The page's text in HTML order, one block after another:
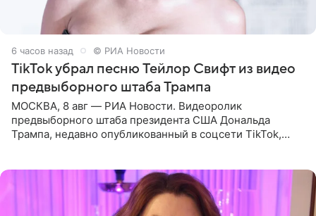
6 часов назад © РИА Новости
TikTok убрал песню Тейлор Свифт из видео
предвыборного штаба Трампа
МОСКВА, 8 авг — РИА Новости. Видеоролик
предвыборного штаба президента США Дональда
Трампа, недавно опубликованный в соцсети TikTok,